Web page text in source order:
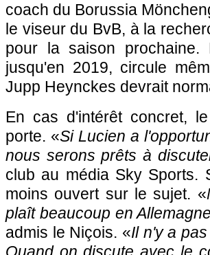
coach du Borussia
le viseur du BvB, à la
pour la saison
jusqu'en 2019, circule
Jupp Heynckes devrait
En cas d'intérêt concret,
porte. «Si Lucien a
nous serons prêts à
club au média Sky Sports.
moins ouvert sur le sujet. «
plaît beaucoup en
admis le Niçois. «Il n'y a